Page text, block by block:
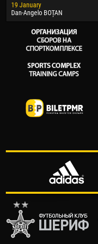
19 January
Dan-Angelo BOȚAN